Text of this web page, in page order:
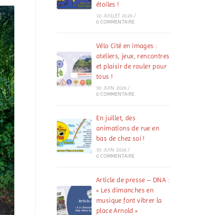
étoiles !
10 JUILLET 2026 /
0 COMMENTAIRE
Vélo Cité en images :
ateliers, jeux, rencontres
et plaisir de rouler pour
tous !
30 JUIN 2026 /
0 COMMENTAIRE
En juillet, des
animations de rue en
bas de chez soi !
30 JUIN 2026 /
0 COMMENTAIRE
Article de presse – DNA :
« Les dimanches en
musique font vibrer la
place Arnold »